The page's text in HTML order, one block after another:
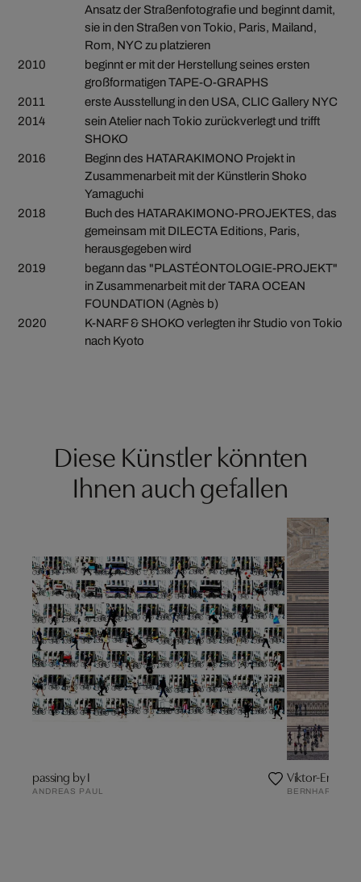
Ansatz der Straßenfotografie und beginnt damit,
sie in den Straßen von Tokio, Paris, Mailand,
Rom, NYC zu platzieren
2010
beginnt er mit der Herstellung seines ersten
großformatigen TAPE-O-GRAPHS
2011
erste Ausstellung in den USA, CLIC Gallery NYC
2014
sein Atelier nach Tokio zurückverlegt und trifft
SHOKO
2016
Beginn des HATARAKIMONO Projekt in
Zusammenarbeit mit der Künstlerin Shoko
Yamaguchi
2018
Buch des HATARAKIMONO-PROJEKTES, das
gemeinsam mit DILECTA Editions, Paris,
herausgegeben wird
2019
begann das "PLASTÉONTOLOGIE-PROJEKT"
in Zusammenarbeit mit der TARA OCEAN
FOUNDATION (Agnès b)
2020
K-NARF & SHOKO verlegten ihr Studio von Tokio
nach Kyoto
Diese Künstler könnten
Ihnen auch gefallen
passing by I
ANDREAS PAUL
Viktor-
BERNHARD